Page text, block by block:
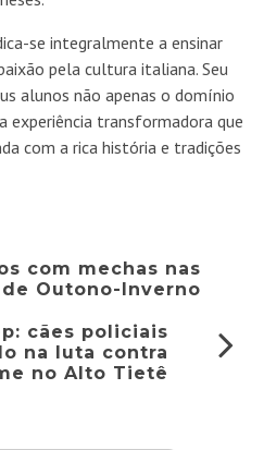
se integralmente a ensinar
pela cultura italiana. Seu
alunos não apenas o domínio
experiência transformadora que
com a rica história e tradições
com mechas nas
Outono-Inverno
cães policiais
na luta contra
no Alto Tietê